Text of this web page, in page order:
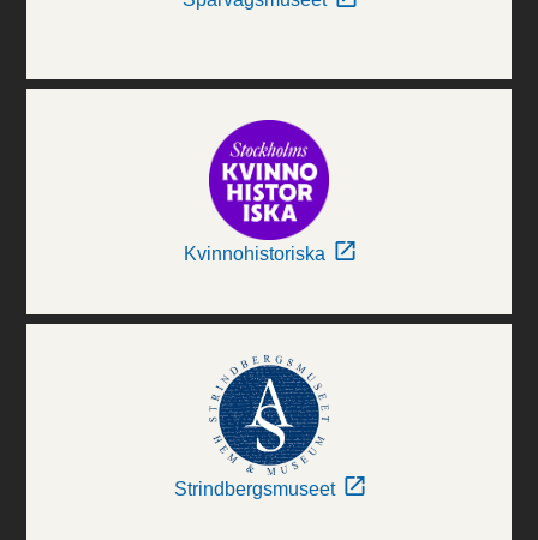
Kvinnohistoriska
Strindbergsmuseet